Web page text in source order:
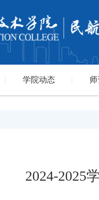
学院动态
2024-2025